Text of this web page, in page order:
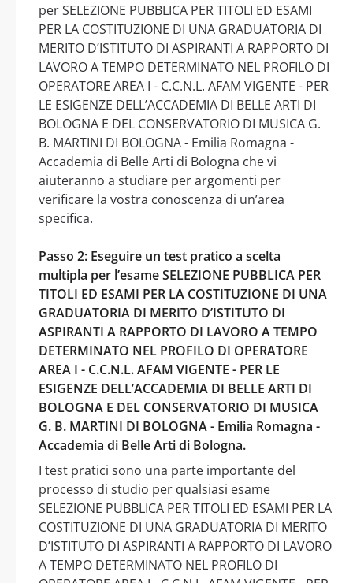
per SELEZIONE PUBBLICA PER TITOLI ED ESAMI
PER LA COSTITUZIONE DI UNA GRADUATORIA DI
MERITO D’ISTITUTO DI ASPIRANTI A RAPPORTO DI
LAVORO A TEMPO DETERMINATO NEL PROFILO DI
OPERATORE AREA I - C.C.N.L. AFAM VIGENTE - PER
LE ESIGENZE DELL’ACCADEMIA DI BELLE ARTI DI
BOLOGNA E DEL CONSERVATORIO DI MUSICA G.
B. MARTINI DI BOLOGNA - Emilia Romagna -
Accademia di Belle Arti di Bologna che vi
aiuteranno a studiare per argomenti per
verificare la vostra conoscenza di un’area
specifica.
Passo 2: Eseguire un test pratico a scelta
multipla per l’esame SELEZIONE PUBBLICA PER
TITOLI ED ESAMI PER LA COSTITUZIONE DI UNA
GRADUATORIA DI MERITO D’ISTITUTO DI
ASPIRANTI A RAPPORTO DI LAVORO A TEMPO
DETERMINATO NEL PROFILO DI OPERATORE
AREA I - C.C.N.L. AFAM VIGENTE - PER LE
ESIGENZE DELL’ACCADEMIA DI BELLE ARTI DI
BOLOGNA E DEL CONSERVATORIO DI MUSICA
G. B. MARTINI DI BOLOGNA - Emilia Romagna -
Accademia di Belle Arti di Bologna.
I test pratici sono una parte importante del
processo di studio per qualsiasi esame
SELEZIONE PUBBLICA PER TITOLI ED ESAMI PER LA
COSTITUZIONE DI UNA GRADUATORIA DI MERITO
D’ISTITUTO DI ASPIRANTI A RAPPORTO DI LAVORO
A TEMPO DETERMINATO NEL PROFILO DI